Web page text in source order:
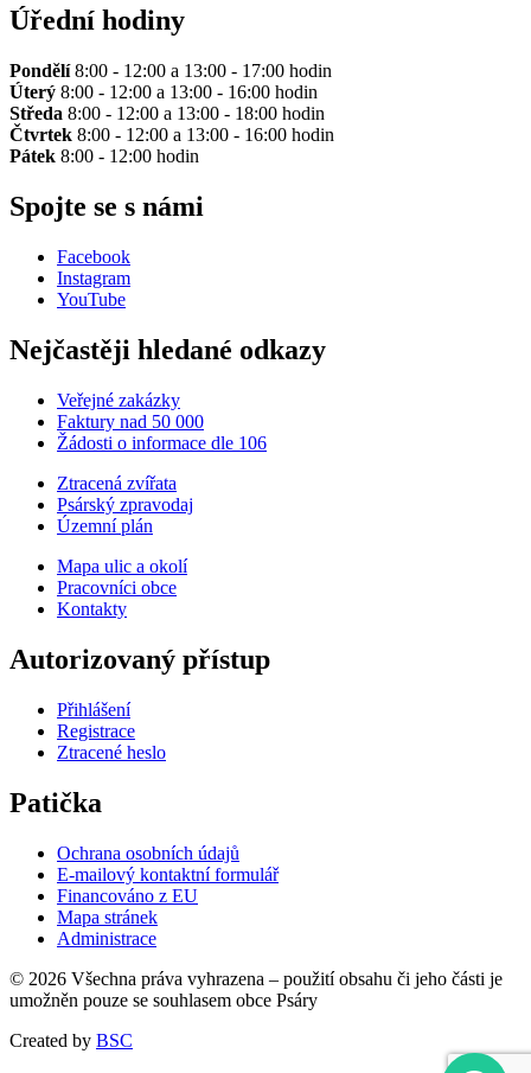
Úřední hodiny
Pondělí8:00 - 12:00 a 13:00 - 17:00 hodin
Úterý 8:00 - 12:00 a 13:00 - 16:00 hodin
Středa 8:00 - 12:00 a 13:00 - 18:00 hodin
Čtvrtek 8:00 - 12:00 a 13:00 - 16:00 hodin
Pátek 8:00 - 12:00 hodin
Spojte se s námi
Facebook
Instagram
YouTube
Nejčastěji hledané odkazy
Veřejné zakázky
Faktury nad 50 000
Žádosti o informace dle 106
Ztracená zvířata
Psárský zpravodaj
Územní plán
Mapa ulic a okolí
Pracovníci obce
Kontakty
Autorizovaný přístup
Přihlášení
Registrace
Ztracené heslo
Patička
Ochrana osobních údajů
E-mailový kontaktní formulář
Financováno z EU
Mapa stránek
Administrace
© 2026 Všechna práva vyhrazena – použití obsahu či jeho části je
umožněn pouze se souhlasem obce Psáry
Created by BSC